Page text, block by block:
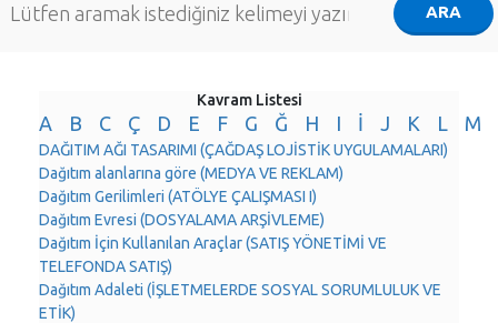
Kavram Listesi
A B C Ç D E F G Ğ H I İ J K L M
DAĞITIM AĞI TASARIMI (ÇAĞDAŞ LOJİSTİK UYGULAMALARI)
Dağıtım alanlarına göre (MEDYA VE REKLAM)
Dağıtım Gerilimleri (ATÖLYE ÇALIŞMASI I)
Dağıtım Evresi (DOSYALAMA ARŞİVLEME)
Dağıtım İçin Kullanılan Araçlar (SATIŞ YÖNETİMİ VE
TELEFONDA SATIŞ)
Dağıtım Adaleti (İŞLETMELERDE SOSYAL SORUMLULUK VE
ETİK)